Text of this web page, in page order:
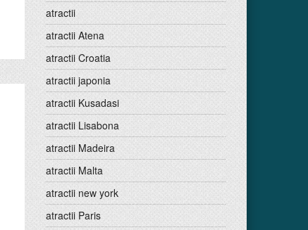
atractii
atractii Atena
atractii Croatia
atractii japonia
atractii Kusadasi
atractii Lisabona
atractii Madeira
atractii Malta
atractii new york
atractii Paris